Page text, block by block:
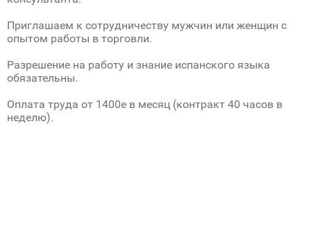
Приглашаем к сотрудничеству мужчин или женщин с
опытом работы в торговли.
Разрешение на работу и знание испанского языка
обязательны.
Оплата труда от 1400е в месяц (контракт 40 часов в
неделю).